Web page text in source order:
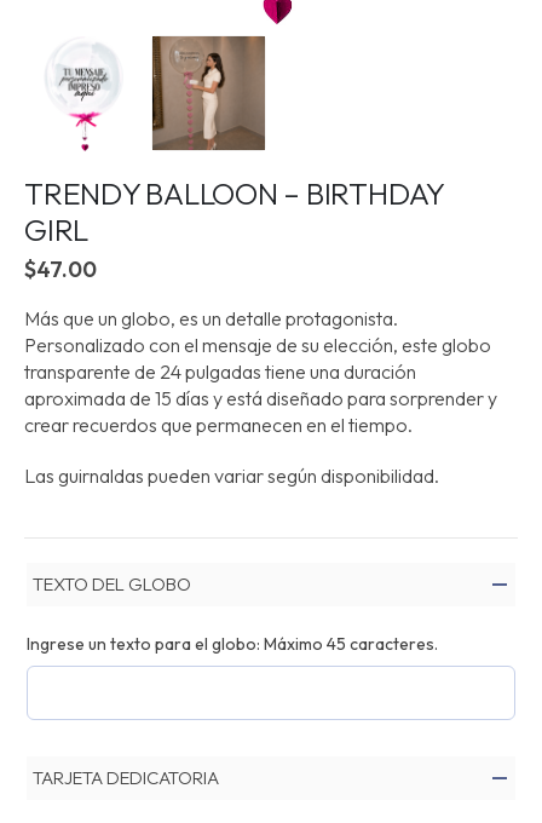
TRENDY BALLOON – BIRTHDAY
GIRL
$47.00
Más que un globo, es un detalle protagonista.
Personalizado con el mensaje de su elección, este globo
transparente de 24 pulgadas tiene una duración
aproximada de 15 días y está diseñado para sorprender y
crear recuerdos que permanecen en el tiempo.
Las guirnaldas pueden variar según disponibilidad.
TEXTO DEL GLOBO
Ingrese un texto para el globo: Máximo 45 caracteres.
TARJETA DEDICATORIA